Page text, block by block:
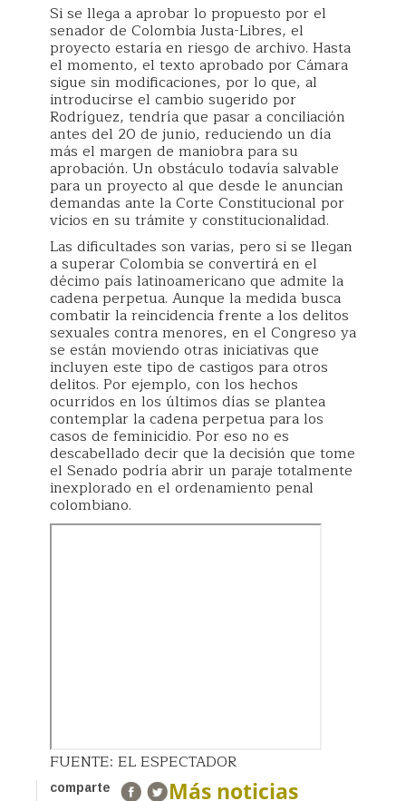
Si se llega a aprobar lo propuesto por el
senador de Colombia Justa-Libres, el
proyecto estaría en riesgo de archivo. Hasta
el momento, el texto aprobado por Cámara
sigue sin modificaciones, por lo que, al
introducirse el cambio sugerido por
Rodríguez, tendría que pasar a conciliación
antes del 20 de junio, reduciendo un día
más el margen de maniobra para su
aprobación. Un obstáculo todavía salvable
para un proyecto al que desde le anuncian
demandas ante la Corte Constitucional por
vicios en su trámite y constitucionalidad.
Las dificultades son varias, pero si se llegan
a superar Colombia se convertirá en el
décimo país latinoamericano que admite la
cadena perpetua. Aunque la medida busca
combatir la reincidencia frente a los delitos
sexuales contra menores, en el Congreso ya
se están moviendo otras iniciativas que
incluyen este tipo de castigos para otros
delitos. Por ejemplo, con los hechos
ocurridos en los últimos días se plantea
contemplar la cadena perpetua para los
casos de feminicidio. Por eso no es
descabellado decir que la decisión que tome
el Senado podría abrir un paraje totalmente
inexplorado en el ordenamiento penal
colombiano.
FUENTE: EL ESPECTADOR
comparte Más noticias